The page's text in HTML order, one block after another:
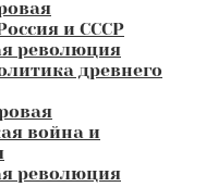
и СССР
революция
древнего
война и
революция